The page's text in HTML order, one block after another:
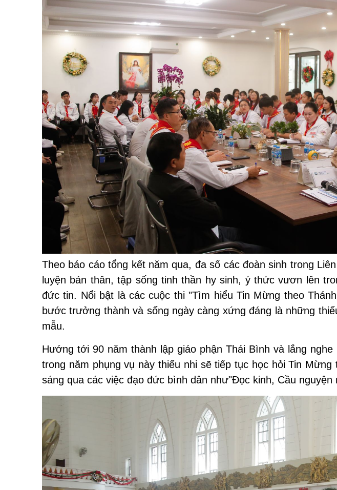
Theo báo cáo tổng kết năm qua, đa số các đoàn sinh trong
luyện bản thân, tập sống tinh thần hy sinh, ý thức vươn lên
đức tin. Nổi bật là các cuộc thi "Tìm hiểu Tin Mừng theo
bước trưởng thành và sống ngày càng xứng đáng là những
mẫu.
Hướng tới 90 năm thành lập giáo phận Thái Bình và lắng
trong năm phụng vụ này thiếu nhi sẽ tiếp tục học hỏi Tin
sáng qua các việc đạo đức bình dân như"Đọc kinh, Cầu nguyện